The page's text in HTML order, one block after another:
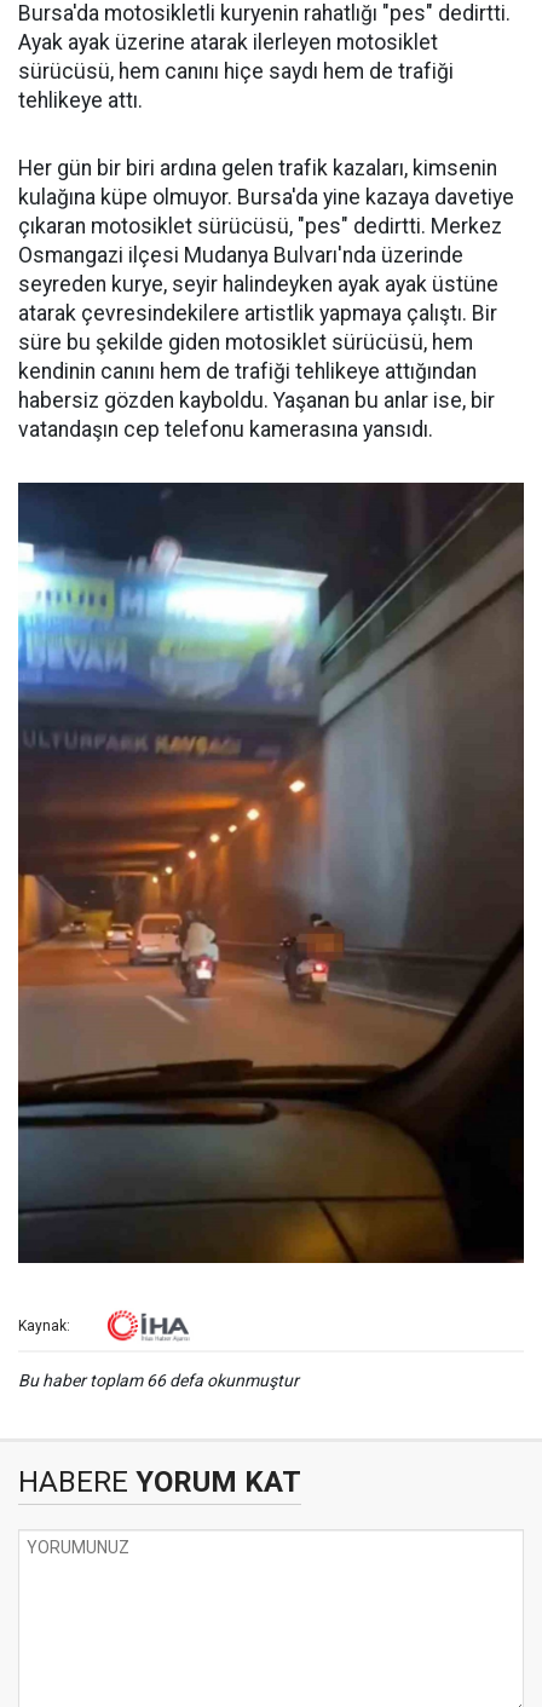
Bursa'da motosikletli kuryenin rahatlığı "pes" dedirtti.
Ayak ayak üzerine atarak ilerleyen motosiklet
sürücüsü, hem canını hiçe saydı hem de trafiği
tehlikeye attı.
Her gün bir biri ardına gelen trafik kazaları, kimsenin
kulağına küpe olmuyor. Bursa'da yine kazaya davetiye
çıkaran motosiklet sürücüsü, "pes" dedirtti. Merkez
Osmangazi ilçesi Mudanya Bulvarı'nda üzerinde
seyreden kurye, seyir halindeyken ayak ayak üstüne
atarak çevresindekilere artistlik yapmaya çalıştı. Bir
süre bu şekilde giden motosiklet sürücüsü, hem
kendinin canını hem de trafiği tehlikeye attığından
habersiz gözden kayboldu. Yaşanan bu anlar ise, bir
vatandaşın cep telefonu kamerasına yansıdı.
Kaynak:
Bu haber toplam 66 defa okunmuştur
HABERE YORUM KAT